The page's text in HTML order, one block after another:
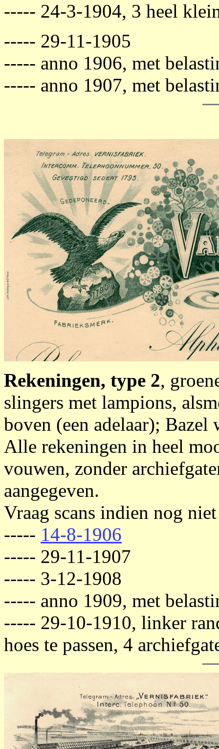
----- 24-3-1904, 3 heel
----- 29-11-1905
----- anno 1906, met
----- anno 1907, met
Rekeningen, type 2,
slingers met lampions,
boven (een adelaar); Bazel
Alle rekeningen in heel
vouwen, zonder
aangegeven.
Vraag scans indien nog
----- 14-8-1906
----- 29-11-1907
----- 3-12-1908
----- anno 1909, met
----- 29-10-1910, linker
hoes te passen, 4